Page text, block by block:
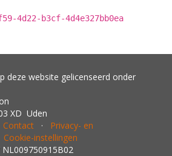
4d22-b3cf-4d4e327bb0ea
deze website gelicenseerd onder
XD Uden
Contact · Privacy- en
Cookie-instellingen